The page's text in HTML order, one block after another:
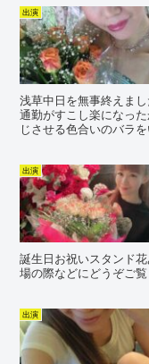
出演
浅草中日を無事終えま
通勤がすこし楽になっ
じさせる色合いのバラ
出演
誕生日お祝いスタンド
場の際などにどうぞご
出演